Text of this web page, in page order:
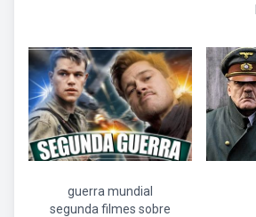
guerra mundial
segunda filmes sobre